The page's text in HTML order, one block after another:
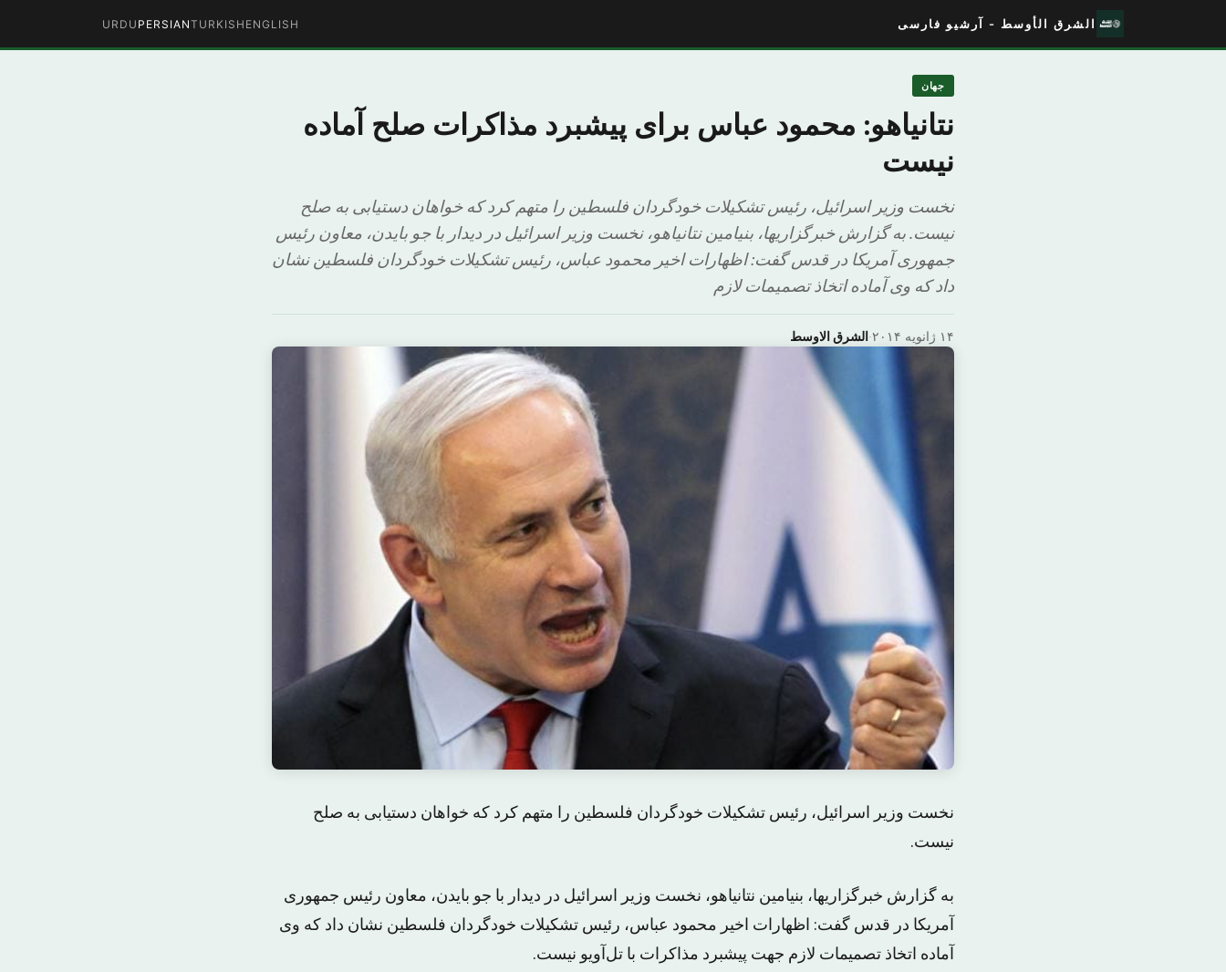
الشرق الأوسط - آرشیو فارسی ENGLISH
TURKISH
PERSIAN
URDU
جهان
نتانیاهو: محمود عباس برای پیشبرد مذاکرات صلح آماده
نیست
نخست وزیر اسرائیل، رئیس تشکیلات خودگردان فلسطین را متهم کرد که خواهان دستیابی به صلح
نیست. به گزارش خبرگزاریها، بنیامین نتانیاهو، نخست وزیر اسرائیل در دیدار با جو بایدن، معاون رئیس
جمهوری آمریکا در قدس گفت: اظهارات اخیر محمود عباس، رئیس تشکیلات خودگردان فلسطین نشان
داد که وی آماده اتخاذ تصمیمات لازم
الشرق الاوسط· ۱۴ ژانویه ۲۰۱۴
نخست وزیر اسرائیل، رئیس تشکیلات خودگردان فلسطین را متهم کرد که خواهان دستیابی به صلح
نیست.
به گزارش خبرگزاریها، بنیامین نتانیاهو، نخست وزیر اسرائیل در دیدار با جو بایدن، معاون رئیس جمهوری
آمریکا در قدس گفت: اظهارات اخیر محمود عباس، رئیس تشکیلات خودگردان فلسطین نشان داد که وی
آماده اتخاذ تصمیمات لازم جهت پیشبرد مذاکرات با تل‌آویو نیست.